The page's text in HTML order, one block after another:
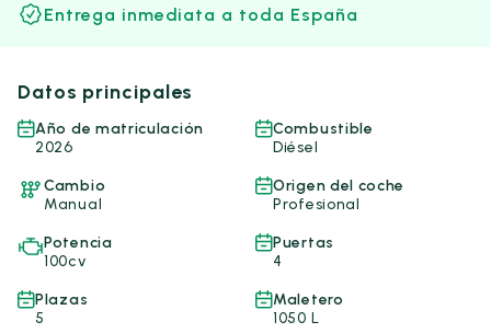
Entrega inmediata a toda España
Datos principales
Año de matriculación
2026
Combustible
Diésel
Cambio
Manual
Origen del coche
Profesional
Potencia
100cv
Puertas
4
Plazas
5
Maletero
1050 L